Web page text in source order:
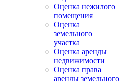
Оценка нежилого
помещения
Оценка
земельного
участка
Оценка аренды
недвижимости
Оценка права
аренды земельного